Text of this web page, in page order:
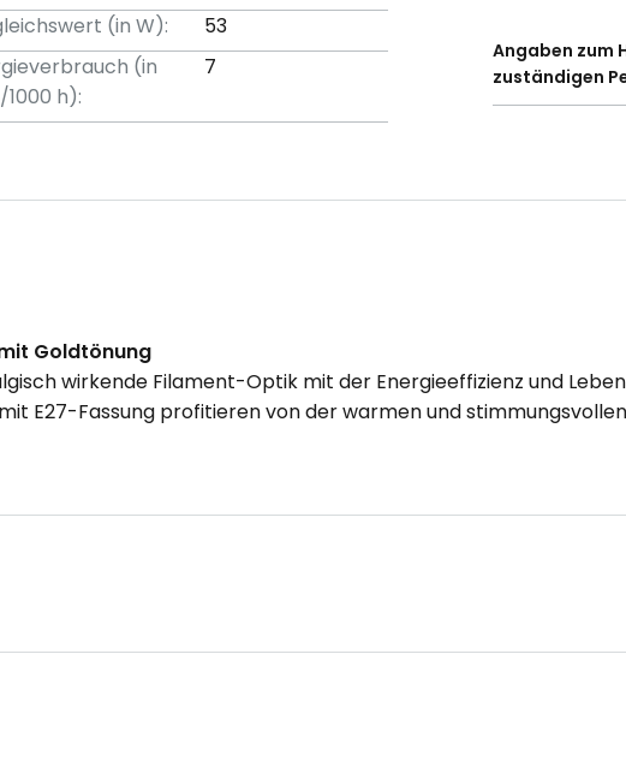
(in W):
53
(in
1000 h):
7
Angaben zum
zuständigen
Goldtönung
wirkende Filament-Optik mit der Energieeffizienz und
E27-Fassung profitieren von der warmen und